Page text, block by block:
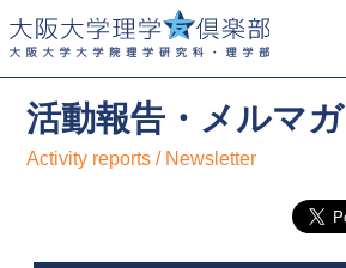
活動報告・メルマガ
Activity reports / Newsletter